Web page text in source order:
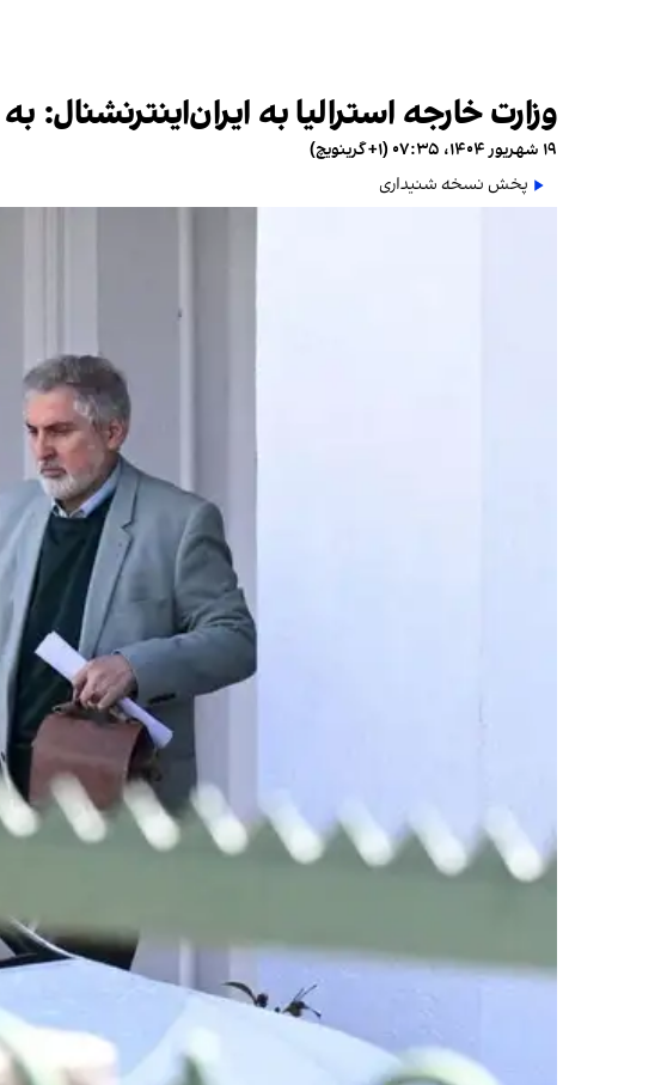
وزارت خارجه استرالیا به
۱۹ شهریور ۱۴۰۴، ۰۷:۳۵ (‎+۱ گرینویچ)
پخش نسخه شنیداری